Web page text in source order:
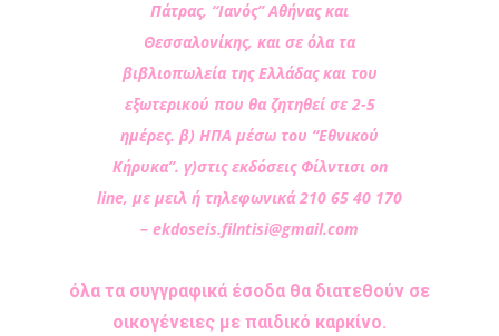
Πάτρας, “Ιανός” Αθήνας και
Θεσσαλονίκης, και σε όλα τα
βιβλιοπωλεία της Ελλάδας και του
εξωτερικού που θα ζητηθεί σε 2-5
ημέρες. β) ΗΠΑ μέσω του “Εθνικού
Κήρυκα”. γ)στις εκδόσεις Φίλντισι on
line, με μειλ ή τηλεφωνικά 210 65 40 170
– ekdoseis.filntisi@gmail.com
όλα τα συγγραφικά έσοδα θα διατεθούν σε
οικογένειες με παιδικό καρκίνο.